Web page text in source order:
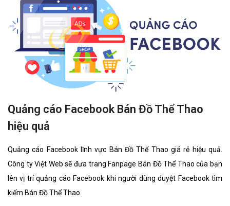
Quảng cáo Facebook Bán Đồ Thể Thao
hiệu quả
Quảng cáo Facebook lĩnh vực Bán Đồ Thể Thao giá rẻ hiệu quả.
Công ty Việt Web sẽ đưa trang Fanpage Bán Đồ Thể Thao của bạn
lên vị trí quảng cáo Facebook khi người dùng duyệt Facebook tìm
kiếm Bán Đồ Thể Thao.